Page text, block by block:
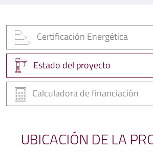
Certificación Energética
Estado del proyecto
Calculadora de financiación
UBICACIÓN DE LA